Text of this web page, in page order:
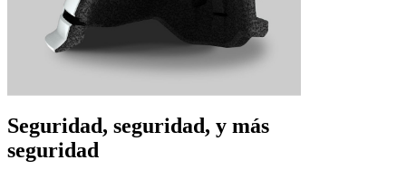
Seguridad, seguridad, y más
seguridad